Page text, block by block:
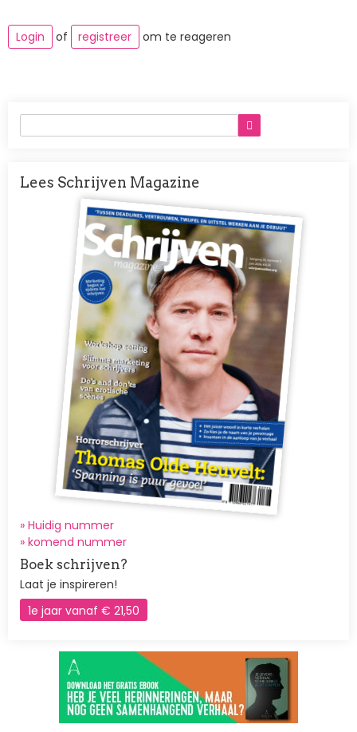
Login of registreer om te reageren
Lees Schrijven Magazine
Afbeelding
» Huidig nummer
» komend nummer
Boek schrijven?
Laat je inspireren!
1e jaar vanaf € 21,50